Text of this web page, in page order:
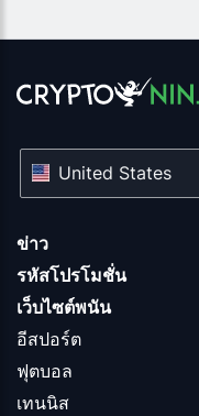
ข่าว
รหัสโปรโมชั่น
เว็บไซต์พนัน
อีสปอร์ต
ฟุตบอล
เทนนิส
United States